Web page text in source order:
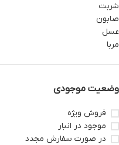
شربت
صابون
عسل
مربا
وضعیت موجودی
فروش ویژه
موجود در انبار
در صورت سفارش مجدد